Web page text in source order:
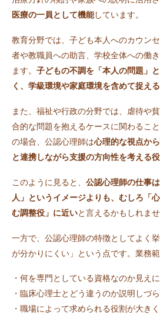
医療の一員として機能しています。
教育分野では、子ども本人へのカウン
者や教職員への助言、学校全体への働
ます。 子どもの不調を「本人の問題」
く、学級環境や家庭環境を含めて捉え
また、福祉や行政の分野では、虐待や
合的な問題を抱えるケースに関わるこ
の場合、公認心理師は心理的な視点か
と連携しながら支援の方向性を考える
このように見ると、 公認心理師の仕事
人」というイメージよりも、むしろ「
む調整役」に近いと言えるかもしれませ
一方で、公認心理師の特徴としてよく
が分かりにくい」という点です。業務範
・何を専門としている資格なのか見え
・臨床心理士とどう違うのか説明しづ
・職場によって求められる役割が大き